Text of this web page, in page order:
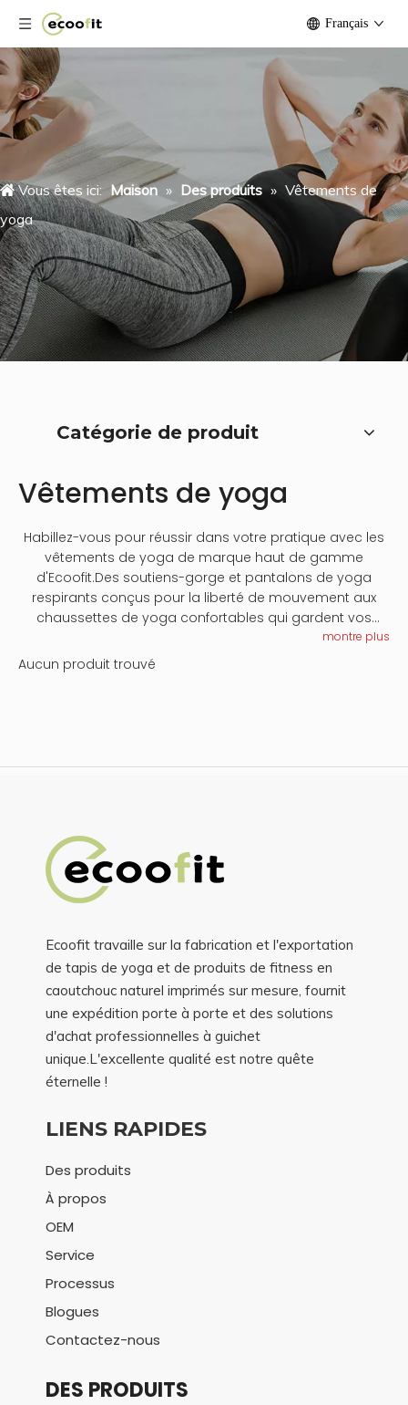
Français
Vous êtes ici: Maison » Des produits » Vêtements de
yoga
Catégorie de produit
Vêtements de yoga
Habillez-vous pour réussir dans votre pratique avec les
vêtements de yoga de marque haut de gamme
d'Ecoofit.Des soutiens-gorge et pantalons de yoga
respirants conçus pour la liberté de mouvement aux
chaussettes de yoga confortables qui gardent vos
pieds au chaud pendant les séances de méditation,
nos vêtements allient performance et luxe.
montre plus
Aucun produit trouvé
Ecoofit travaille sur la fabrication et l'exportation
de tapis de yoga et de produits de fitness en
caoutchouc naturel imprimés sur mesure, fournit
une expédition porte à porte et des solutions
d'achat professionnelles à guichet
unique.L'excellente qualité est notre quête
éternelle !
LIENS RAPIDES
Des produits
À propos
OEM
Service
Processus
Blogues
Contactez-nous
DES PRODUITS